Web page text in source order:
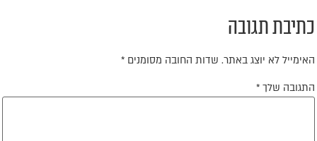
תגובה
לא יוצג באתר. שדות החובה מסומנים
שלך*